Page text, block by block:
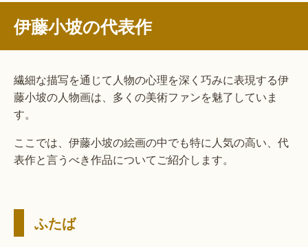
伊藤小坡の代表作
繊細な描写を通じて人物の心理を深く巧みに表現する伊
藤小坡の人物画は、多くの美術ファンを魅了していま
す。
ここでは、伊藤小坡の絵画の中でも特に人気の高い、代
表作と言うべき作品についてご紹介します。
ふたば